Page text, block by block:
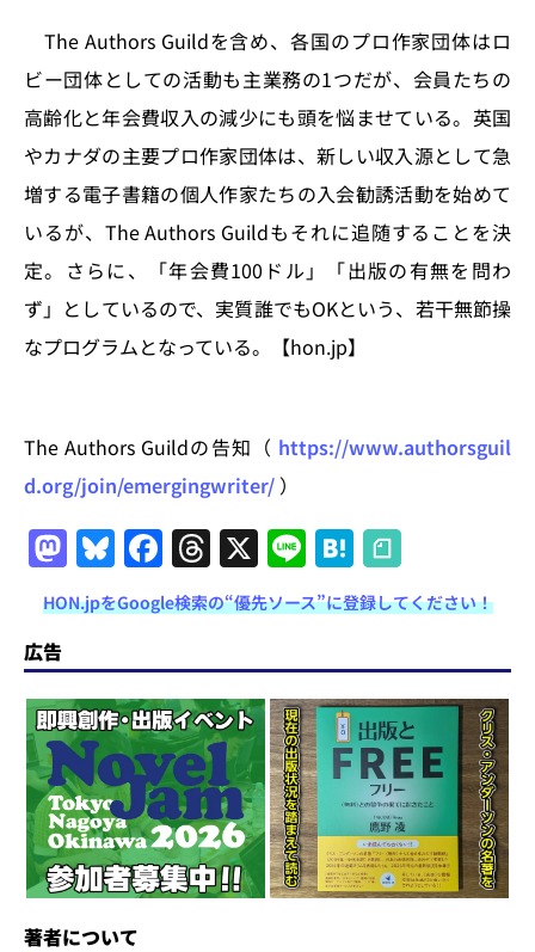
The Authors Guildを含め、各国のプロ作家団体はロ
ビー団体としての活動も主業務の1つだが、会員たちの
高齢化と年会費収入の減少にも頭を悩ませている。英国
やカナダの主要プロ作家団体は、新しい収入源として急
増する電子書籍の個人作家たちの入会勧誘活動を始めて
いるが、The Authors Guildもそれに追随することを決
定。さらに、「年会費100ドル」「出版の有無を問わ
ず」としているので、実質誰でもOKという、若干無節操
なプログラムとなっている。【hon.jp】
The Authors Guildの告知（ https://www.authorsguil
d.org/join/emergingwriter/ ）
M
a
st
o
d
o
n
Bl
u
e
s
k
y
F
a
c
e
b
o
o
k
T
h
re
a
d
s
X Li
n
e
H
at
e
n
a
HON.jpをGoogle検索の“優先ソース”に登録してください！
広告
著者について